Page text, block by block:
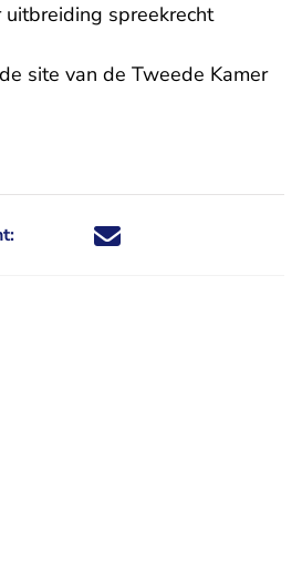
uitbreiding spreekrecht
site van de Tweede Kamer
verlaat Rechtspraak.nl
Deel dit nieuwsbericht via X -
Deel dit nieuwsbericht via
Deel dit nieuwsbericht
Deel dit